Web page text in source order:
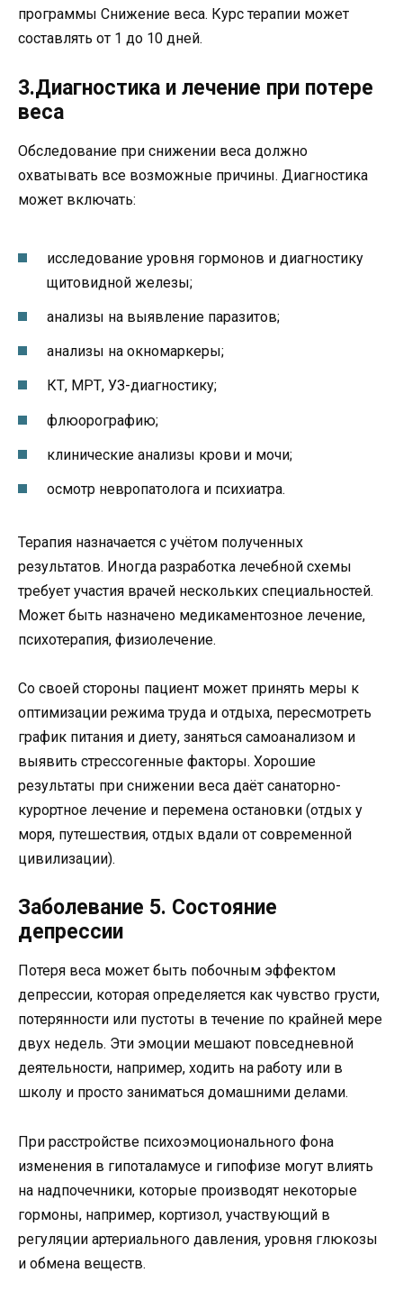
программы Снижение веса. Курс терапии может
составлять от 1 до 10 дней.
3.Диагностика и лечение при потере
веса
Обследование при снижении веса должно
охватывать все возможные причины. Диагностика
может включать:
исследование уровня гормонов и диагностику
щитовидной железы;
анализы на выявление паразитов;
анализы на окномаркеры;
КТ, МРТ, УЗ-диагностику;
флюорографию;
клинические анализы крови и мочи;
осмотр невропатолога и психиатра.
Терапия назначается с учётом полученных
результатов. Иногда разработка лечебной схемы
требует участия врачей нескольких специальностей.
Может быть назначено медикаментозное лечение,
психотерапия, физиолечение.
Со своей стороны пациент может принять меры к
оптимизации режима труда и отдыха, пересмотреть
график питания и диету, заняться самоанализом и
выявить стрессогенные факторы. Хорошие
результаты при снижении веса даёт санаторно-
курортное лечение и перемена остановки (отдых у
моря, путешествия, отдых вдали от современной
цивилизации).
Заболевание 5. Состояние
депрессии
Потеря веса может быть побочным эффектом
депрессии, которая определяется как чувство грусти,
потерянности или пустоты в течение по крайней мере
двух недель. Эти эмоции мешают повседневной
деятельности, например, ходить на работу или в
школу и просто заниматься домашними делами.
При расстройстве психоэмоционального фона
изменения в гипоталамусе и гипофизе могут влиять
на надпочечники, которые производят некоторые
гормоны, например, кортизол, участвующий в
регуляции артериального давления, уровня глюкозы
и обмена веществ.